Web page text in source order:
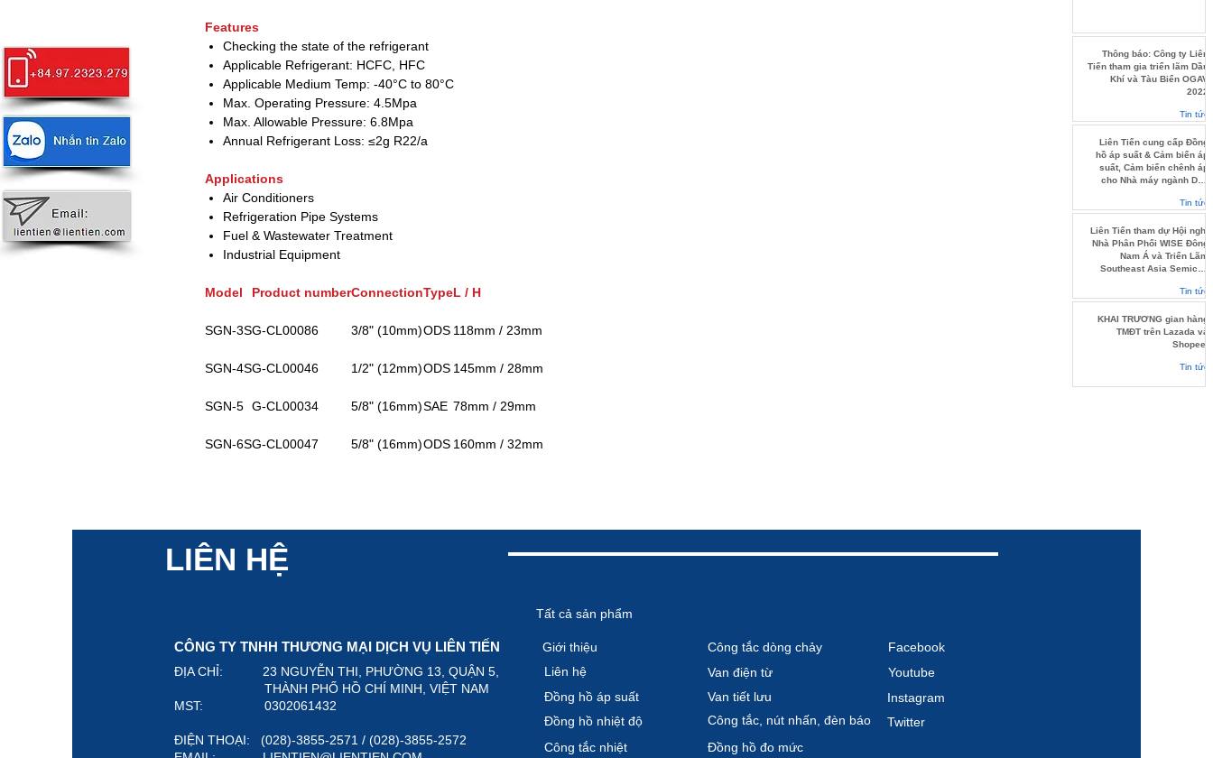
Thông báo: Công ty Liên
Tiến tham gia triển lãm Dầu
Khí và Tàu Biển OGAV
2022
Tin tức
Liên Tiến cung cấp Đồng
hồ áp suất & Cảm biến áp
suất, Cảm biến chênh áp
cho Nhà máy ngành Dầu
Tin tức
Liên Tiến tham dự Hội nghị
Nhà Phân Phối WISE Đông
Nam Á và Triển Lãm
Southeast Asia Semicon
Tin tức
KHAI TRƯƠNG gian hàng
TMĐT trên Lazada và
Shopee.
Tin tức
Features
Checking the state of the refrigerant
Applicable Refrigerant: HCFC, HFC
Applicable Medium Temp: -40°C to 80°C
Max. Operating Pressure: 4.5Mpa
Max. Allowable Pressure: 6.8Mpa
Annual Refrigerant Loss: ≤2g R22/a
Applications
Air Conditioners
Refrigeration Pipe Systems
Fuel & Wastewater Treatment
Industrial Equipment
Model Product numberConnectionTypeL / H
SGN-3SG-CL00086 3/8" (10mm)ODS 118mm / 23mm
SGN-4SG-CL00046 1/2" (12mm)ODS 145mm / 28mm
SGN-5 G-CL00034 5/8" (16mm)SAE 78mm / 29mm
SGN-6SG-CL00047 5/8" (16mm)ODS 160mm / 32mm
LIÊN HỆ
CÔNG TY TNHH THƯƠNG MẠI DỊCH VỤ LIÊN TIẾN
ĐỊA CHỈ: 23 NGUYỄN THI, PHƯỜNG 13, QUẬN 5,
THÀNH PHỐ HỒ CHÍ MINH, VIỆT NAM
MST: 0302061432
ĐIỆN THOẠI: (028)-3855-2571 / (028)-3855-2572
Đồng hồ áp suất
Đồng hồ nhiệt độ
Công tắc nhiệt
Tất cả sản phẩm
Giới thiệu
Liên hệ
Công tắc dòng chảy
Van điện từ
Facebook
Youtube
Van tiết lưu
Công tắc, nút nhấn, đèn báo
Đồng hồ đo mức
Instagram
Twitter